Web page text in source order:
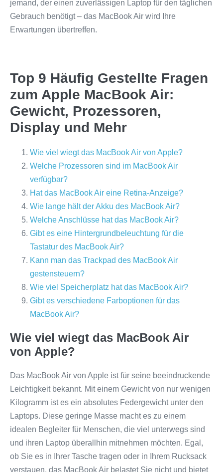
jemand, der einen zuverlässigen Laptop für den täglichen
Gebrauch benötigt – das MacBook Air wird Ihre
Erwartungen übertreffen.
Top 9 Häufig Gestellte Fragen
zum Apple MacBook Air:
Gewicht, Prozessoren,
Display und Mehr
Wie viel wiegt das MacBook Air von Apple?
Welche Prozessoren sind im MacBook Air
verfügbar?
Hat das MacBook Air eine Retina-Anzeige?
Wie lange hält der Akku des MacBook Air?
Welche Anschlüsse hat das MacBook Air?
Gibt es eine Hintergrundbeleuchtung für die
Tastatur des MacBook Air?
Kann man das Trackpad des MacBook Air
gestensteuern?
Wie viel Speicherplatz hat das MacBook Air?
Gibt es verschiedene Farboptionen für das
MacBook Air?
Wie viel wiegt das MacBook Air
von Apple?
Das MacBook Air von Apple ist für seine beeindruckende
Leichtigkeit bekannt. Mit einem Gewicht von nur wenigen
Kilogramm ist es ein absolutes Federgewicht unter den
Laptops. Diese geringe Masse macht es zu einem
idealen Begleiter für Menschen, die viel unterwegs sind
und ihren Laptop überallhin mitnehmen möchten. Egal,
ob Sie es in Ihrer Tasche tragen oder in Ihrem Rucksack
verstauen, das MacBook Air belastet Sie nicht und bietet